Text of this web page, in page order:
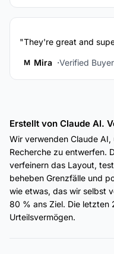
"They're great and
M Mira Verified Buyer
Erstellt von Claude AI.
Wir verwenden Claude
Recherche zu entwerfen.
verfeinern das Layout,
beheben Grenzfälle und
wie etwas, das wir selbst
80 % ans Ziel. Die letzten
Urteilsvermögen.